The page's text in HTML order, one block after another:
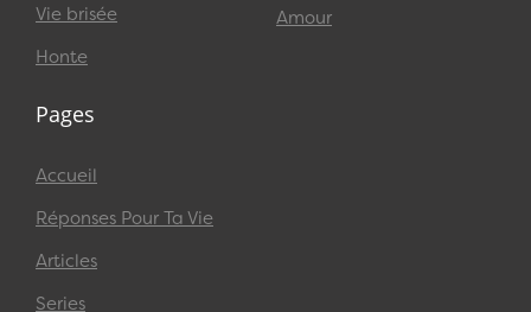
Vie brisée
Honte
Amour
Pages
Accueil
Réponses Pour Ta Vie
Articles
Series